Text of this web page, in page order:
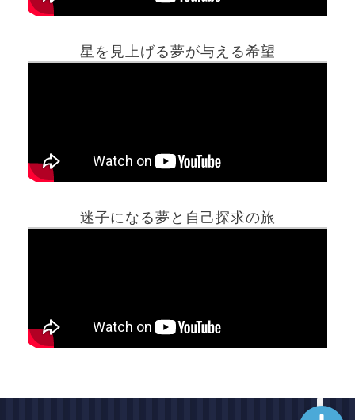
星を見上げる夢が与える希望
迷子になる夢と自己探求の旅
ホーム
最新記事動画